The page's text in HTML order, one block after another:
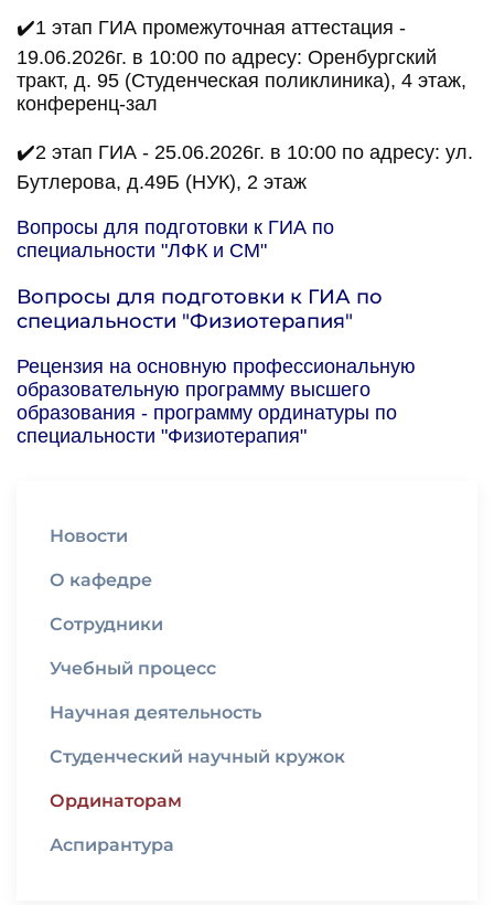
✔️1 этап ГИА промежуточная аттестация -
19.06.2026г. в 10:00 по адресу: Оренбургский
тракт, д. 95 (Студенческая поликлиника), 4 этаж,
конференц-зал
✔️2 этап ГИА - 25.06.2026г. в 10:00 по адресу: ул.
Бутлерова, д.49Б (НУК), 2 этаж
Вопросы для подготовки к ГИА по
специальности "ЛФК и СМ"
Вопросы для подготовки к ГИА по
специальности "Физиотерапия"
Рецензия на основную профессиональную
образовательную программу высшего
образования - программу ординатуры по
специальности "Физиотерапия"
Новости
О кафедре
Сотрудники
Учебный процесс
Научная деятельность
Студенческий научный кружок
Ординаторам
Аспирантура